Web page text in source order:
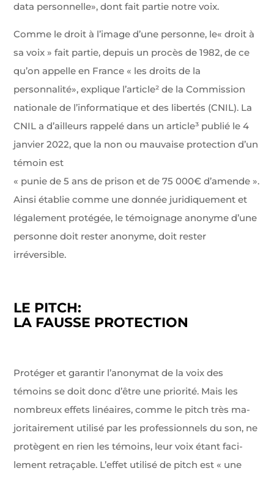
data personnelle», dont fait partie notre voix.
Comme le droit à l’image d’une personne, le« droit à
sa voix » fait partie, depuis un procès de 1982, de ce
qu’on appelle en France « les droits de la
personnalité», explique l’article² de la Commission
nationale de l’informatique et des libertés (CNIL). La
CNIL a d’ailleurs rappelé dans un article³ publié le 4
janvier 2022, que la non ou mauvaise protec­tion d’un
témoin est
« punie de 5 ans de prison et de 75 000€ d’amende ».
Ainsi établie comme une donnée juridiquement et
légalement protégée, le témoignage anonyme d’une
personne doit rester anonyme, doit rester
irréversible.
LE PITCH:
LA FAUSSE PROTECTION
Protéger et garantir l’anonymat de la voix des
témoins se doit donc d’être une priorité. Mais les
nombreux effets linéaires, comme le pitch très ma­
joritairement utilisé par les professionnels du son, ne
protègent en rien les témoins, leur voix étant faci­
lement retraçable. L’effet utilisé de pitch est « une